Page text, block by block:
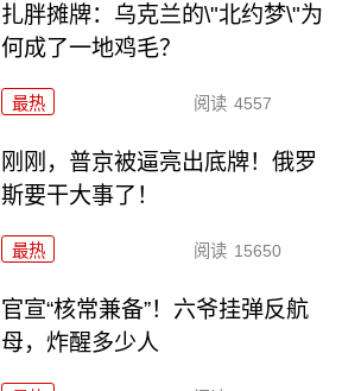
扎胖摊牌：乌克兰的\"北约梦\"为
何成了一地鸡毛？
最热 阅读 4557
刚刚，普京被逼亮出底牌！俄罗
斯要干大事了！
最热 阅读 15650
官宣“核常兼备”！六爷挂弹反航
母，炸醒多少人